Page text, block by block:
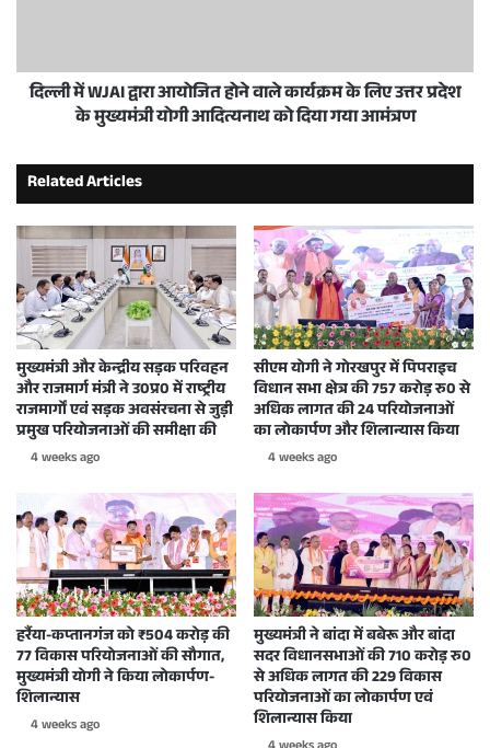
दिल्ली में WJAI द्वारा आयोजित होने वाले कार्यक्रम के लिए उत्तर प्रदेश
के मुख्यमंत्री योगी आदित्यनाथ को दिया गया आमंत्रण
Related Articles
मुख्यमंत्री और केन्द्रीय सड़क परिवहन
और राजमार्ग मंत्री ने उ0प्र0 में राष्ट्रीय
राजमार्गों एवं सड़क अवसंरचना से जुड़ी
प्रमुख परियोजनाओं की समीक्षा की
4 weeks ago
सीएम योगी ने गोरखपुर में पिपराइच
विधान सभा क्षेत्र की 757 करोड़ रु0 से
अधिक लागत की 24 परियोजनाओं
का लोकार्पण और शिलान्यास किया
4 weeks ago
हर्रैया-कप्तानगंज को ₹504 करोड़ की
77 विकास परियोजनाओं की सौगात,
मुख्यमंत्री योगी ने किया लोकार्पण-
शिलान्यास
4 weeks ago
मुख्यमंत्री ने बांदा में बबेरू और बांदा
सदर विधानसभाओं की 710 करोड़ रु0
से अधिक लागत की 229 विकास
परियोजनाओं का लोकार्पण एवं
शिलान्यास किया